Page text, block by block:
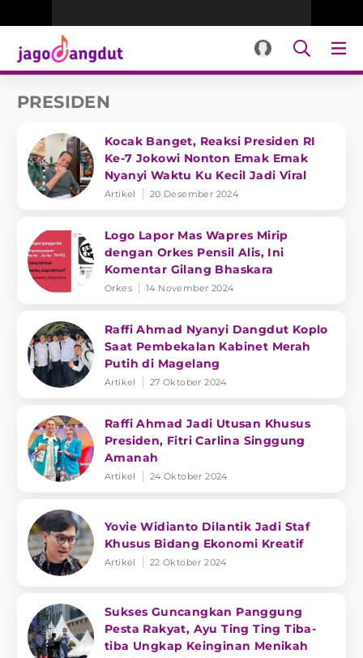
PRESIDEN
Kocak Banget, Reaksi Presiden RI
Ke-7 Jokowi Nonton Emak Emak
Nyanyi Waktu Ku Kecil Jadi Viral
Artikel 20 Desember 2024
Logo Lapor Mas Wapres Mirip
dengan Orkes Pensil Alis, Ini
Komentar Gilang Bhaskara
Orkes 14 November 2024
Raffi Ahmad Nyanyi Dangdut Koplo
Saat Pembekalan Kabinet Merah
Putih di Magelang
Artikel 27 Oktober 2024
Raffi Ahmad Jadi Utusan Khusus
Presiden, Fitri Carlina Singgung
Amanah
Artikel 24 Oktober 2024
Yovie Widianto Dilantik Jadi Staf
Khusus Bidang Ekonomi Kreatif
Artikel 22 Oktober 2024
Sukses Guncangkan Panggung
Pesta Rakyat, Ayu Ting Ting Tiba-
tiba Ungkap Keinginan Menikah